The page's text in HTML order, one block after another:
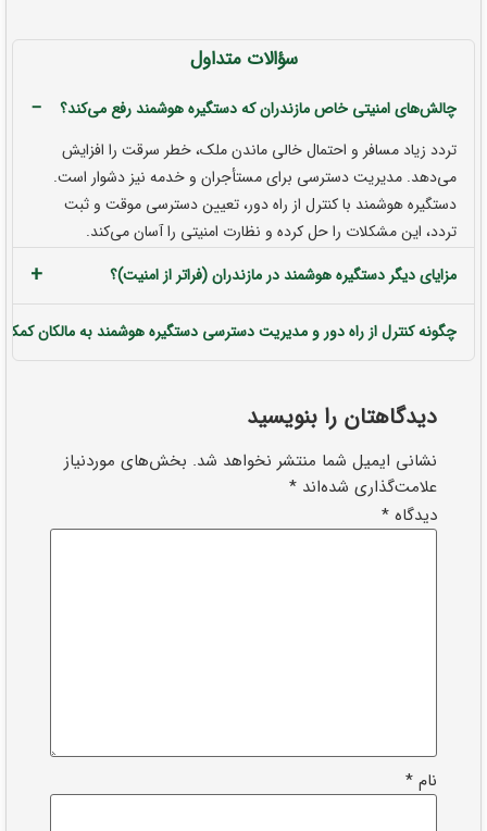
سؤالات متداول
چالش‌های امنیتی خاص مازندران که دستگیره هوشمند رفع می‌کند؟ −
تردد زیاد مسافر و احتمال خالی ماندن ملک، خطر سرقت را افزایش
می‌دهد. مدیریت دسترسی برای مستأجران و خدمه نیز دشوار است.
دستگیره هوشمند با کنترل از راه دور، تعیین دسترسی موقت و ثبت
تردد، این مشکلات را حل کرده و نظارت امنیتی را آسان می‌کند.
مزایای دیگر دستگیره هوشمند در مازندران (فراتر از امنیت)؟
+
چگونه کنترل از راه دور و مدیریت دسترسی دستگیره هوشمند به مالکان
دیدگاهتان را بنویسید
نشانی ایمیل شما منتشر نخواهد شد. بخش‌های موردنیاز
علامت‌گذاری شده‌اند *
دیدگاه *
نام *